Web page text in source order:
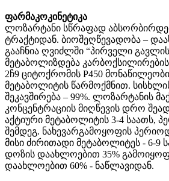
ფარმაკოკინეტიკა
ლოზარტანი სწრაფად
ტრაქტიდან. ბიოშეღწევადობა –
გააჩნია ღვიძლში “პირველი
მეტაბოლიზდება
2ჩ9 ციტოქრომის P450
მეტაბოლიტის წარმოქმნით.
შეკავშირება – 99%. ლოზარტანის
კონცენტრაციის მიღწევის დრო
აქტიური მეტაბოლიტის 3-4 საათს,
შემდეგ. ნახევარგამოყოფის
მისი ძირითადი მეტაბოლიტეს - 6-9
დოზის დაახლოებით 35%
დაახლოებით 60% - ნაწლავიდან.